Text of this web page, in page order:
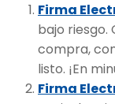
Firma
bajo
compra,
listo. ¡En
Firma